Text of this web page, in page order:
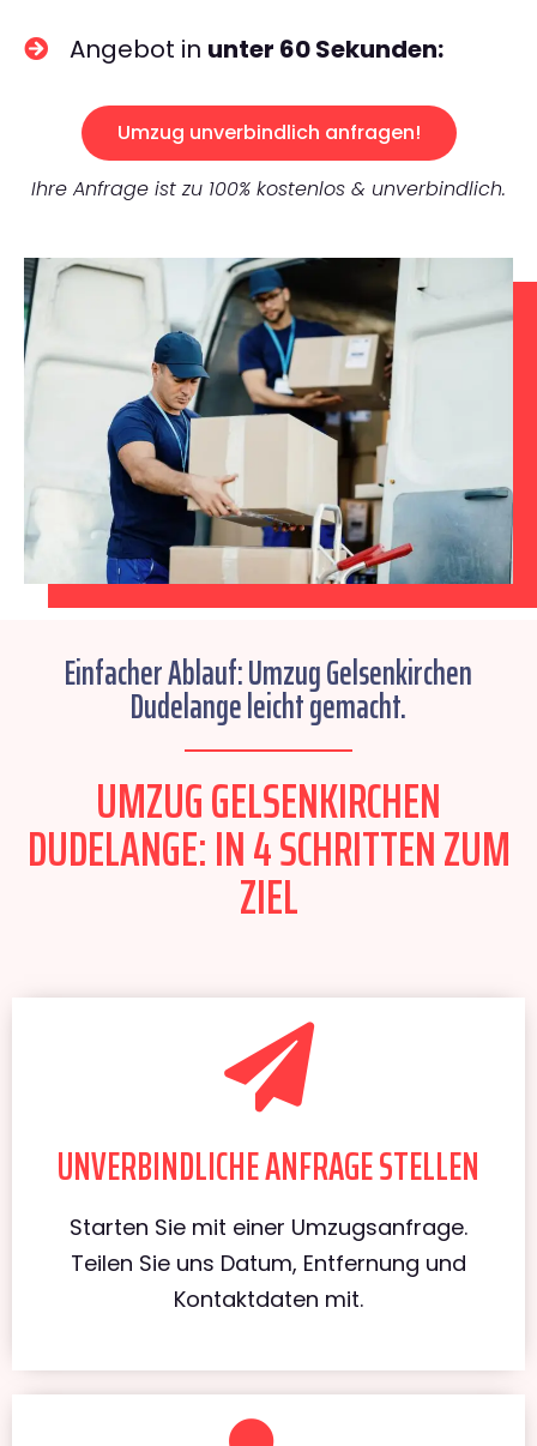
Angebot in unter 60 Sekunden:
Umzug unverbindlich anfragen!
Ihre Anfrage ist zu 100% kostenlos & unverbindlich.
Einfacher Ablauf: Umzug Gelsenkirchen
Dudelange leicht gemacht.
UMZUG GELSENKIRCHEN
DUDELANGE: IN 4 SCHRITTEN ZUM
ZIEL
UNVERBINDLICHE ANFRAGE STELLEN
Starten Sie mit einer Umzugsanfrage.
Teilen Sie uns Datum, Entfernung und
Kontaktdaten mit.